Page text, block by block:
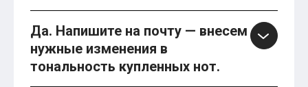
Да. Напишите на почту — внесем
нужные изменения в
тональность купленных нот.